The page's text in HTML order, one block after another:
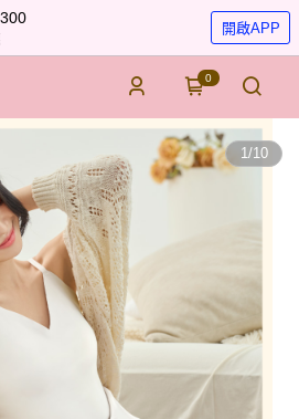
開啟APP
0
1/10